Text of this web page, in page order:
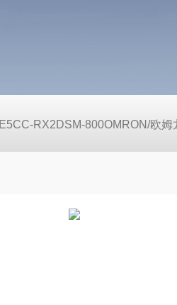
E5CC-RX2DSM-800OMRON/欧